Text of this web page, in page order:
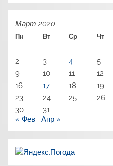
Март 2020
Пн Вт Ср Чт
2
3 4 5
9
10 11 12
16
17 18 19
23
24 25 26
30
31
« Фев
Апр »